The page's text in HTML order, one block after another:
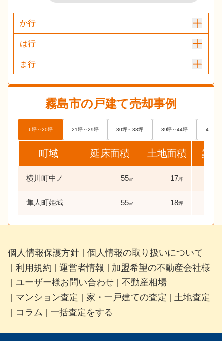
か行
は行
ま行
霧島市の戸建て売却事例
6坪～20坪 21坪～29坪 30坪～38坪 39坪～44坪 45坪
町域 延床面積 土地面積 築
横川町中ノ 55㎡ 17坪
隼人町姫城 55㎡ 18坪
個人情報保護方針 個人情報の取り扱いについて
利用規約 運営者情報 加盟希望の不動産会社様
ユーザー様お問い合わせ 不動産相場
マンション査定 家・一戸建ての査定 土地査定
コラム 一括査定をする